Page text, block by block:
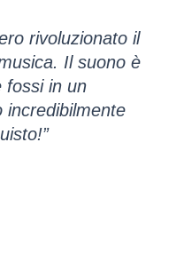
rivoluzionato il
Il suono è
fossi in un
incredibilmente